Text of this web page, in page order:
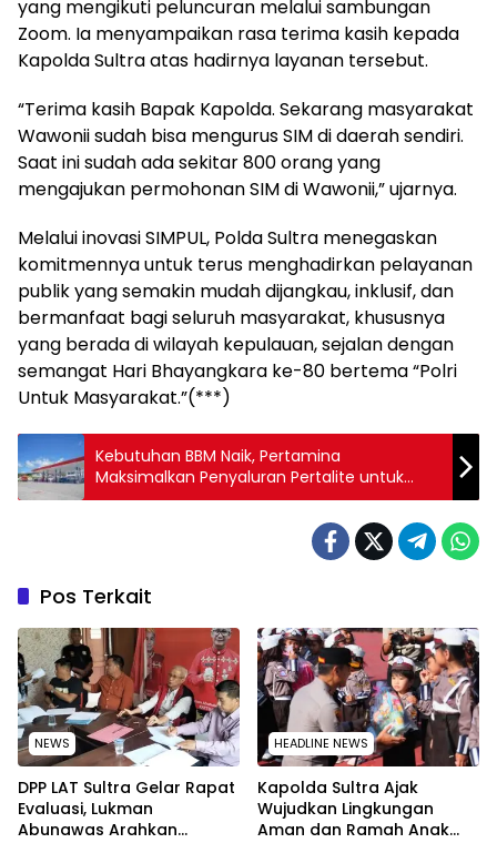
yang mengikuti peluncuran melalui sambungan
Zoom. Ia menyampaikan rasa terima kasih kepada
Kapolda Sultra atas hadirnya layanan tersebut.
“Terima kasih Bapak Kapolda. Sekarang masyarakat
Wawonii sudah bisa mengurus SIM di daerah sendiri.
Saat ini sudah ada sekitar 800 orang yang
mengajukan permohonan SIM di Wawonii,” ujarnya.
Melalui inovasi SIMPUL, Polda Sultra menegaskan
komitmennya untuk terus menghadirkan pelayanan
publik yang semakin mudah dijangkau, inklusif, dan
bermanfaat bagi seluruh masyarakat, khususnya
yang berada di wilayah kepulauan, sejalan dengan
semangat Hari Bhayangkara ke-80 bertema “Polri
Untuk Masyarakat.”(***)
Kebutuhan BBM Naik, Pertamina
Maksimalkan Penyaluran Pertalite untuk
Warga Kota Kendari
Pos Terkait
NEWS
‎DPP LAT Sultra Gelar Rapat
Evaluasi, Lukman
Abunawas Arahkan
HEADLINE NEWS
Kapolda Sultra Ajak
Wujudkan Lingkungan
Aman dan Ramah Anak